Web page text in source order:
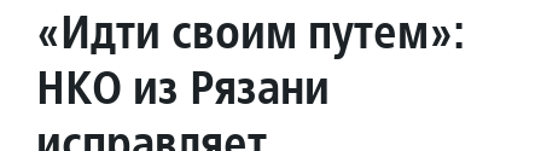
«Идти своим путем»:
НКО из Рязани